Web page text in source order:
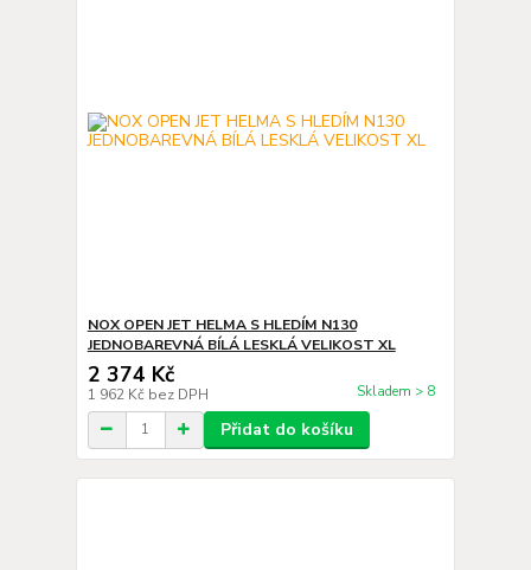
NOX OPEN JET HELMA S HLEDÍM N130
JEDNOBAREVNÁ BÍLÁ LESKLÁ VELIKOST XL
2 374 Kč
1 962 Kč bez DPH Skladem > 8
Přidat do košíku